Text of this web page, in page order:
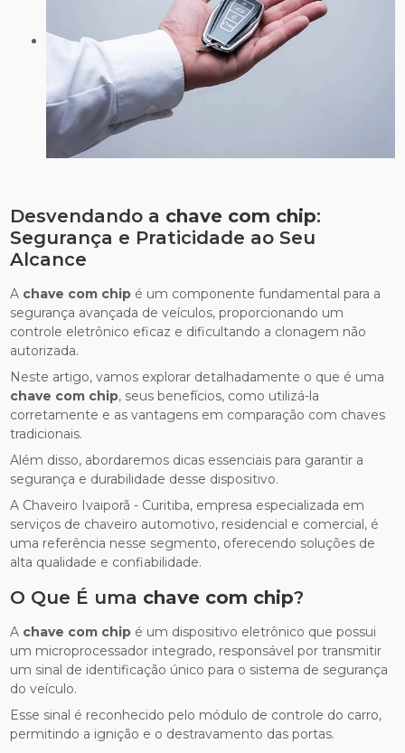
Desvendando a chave com chip:
Segurança e Praticidade ao Seu
Alcance
A chave com chip é um componente fundamental para a
segurança avançada de veículos, proporcionando um
controle eletrônico eficaz e dificultando a clonagem não
autorizada.
Neste artigo, vamos explorar detalhadamente o que é uma
chave com chip, seus benefícios, como utilizá-la
corretamente e as vantagens em comparação com chaves
tradicionais.
Além disso, abordaremos dicas essenciais para garantir a
segurança e durabilidade desse dispositivo.
A Chaveiro Ivaiporã - Curitiba, empresa especializada em
serviços de chaveiro automotivo, residencial e comercial, é
uma referência nesse segmento, oferecendo soluções de
alta qualidade e confiabilidade.
O Que É uma chave com chip?
A chave com chip é um dispositivo eletrônico que possui
um microprocessador integrado, responsável por transmitir
um sinal de identificação único para o sistema de segurança
do veículo.
Esse sinal é reconhecido pelo módulo de controle do carro,
permitindo a ignição e o destravamento das portas.